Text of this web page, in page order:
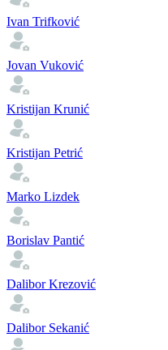
Ivan Trifković
Jovan Vuković
Kristijan Krunić
Kristijan Petrić
Marko Lizdek
Borislav Pantić
Dalibor Krezović
Dalibor Sekanić